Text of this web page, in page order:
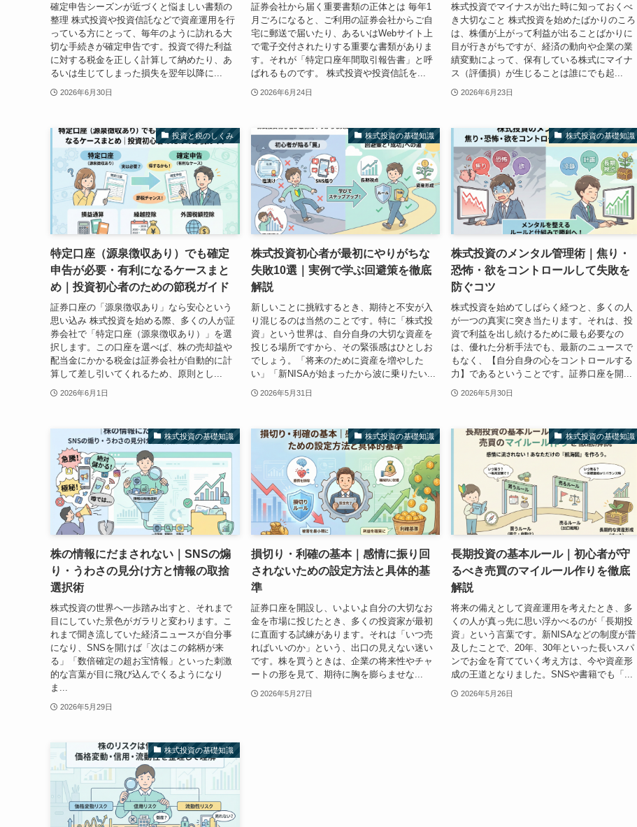
確定申告シーズンが近づくと悩ましい書類の
整理 株式投資や投資信託などで資産運用を行
っている方にとって、毎年のように訪れる大
切な手続きが確定申告です。投資で得た利益
に対する税金を正しく計算して納めたり、あ
るいは生じてしまった損失を翌年以降に...
2026年6月30日
証券会社から届く重要書類の正体とは 毎年1
月ごろになると、ご利用の証券会社からご自
宅に郵送で届いたり、あるいはWebサイト上
で電子交付されたりする重要な書類がありま
す。それが「特定口座年間取引報告書」と呼
ばれるものです。 株式投資や投資信託を...
2026年6月24日
株式投資でマイナスが出た時に知っておくべ
き大切なこと 株式投資を始めたばかりのころ
は、株価が上がって利益が出ることばかりに
目が行きがちですが、経済の動向や企業の業
績変動によって、保有している株式にマイナ
ス（評価損）が生じることは誰にでも起...
2026年6月23日
投資と税のしくみ
特定口座（源泉徴収あり）でも確定
申告が必要・有利になるケースまと
め｜投資初心者のための節税ガイド
証券口座の「源泉徴収あり」なら安心という
思い込み 株式投資を始める際、多くの人が証
券会社で「特定口座（源泉徴収あり）」を選
択します。この口座を選べば、株の売却益や
配当金にかかる税金は証券会社が自動的に計
算して差し引いてくれるため、原則とし...
2026年6月1日
株式投資の基礎知識
株式投資初心者が最初にやりがちな
失敗10選｜実例で学ぶ回避策を徹底
解説
新しいことに挑戦するとき、期待と不安が入
り混じるのは当然のことです。特に「株式投
資」という世界は、自分自身の大切な資産を
投じる場所ですから、その緊張感はひとしお
でしょう。「将来のために資産を増やした
い」「新NISAが始まったから波に乗りたい...
2026年5月31日
株式投資の基礎知識
株式投資のメンタル管理術｜焦り・
恐怖・欲をコントロールして失敗を
防ぐコツ
株式投資を始めてしばらく経つと、多くの人
が一つの真実に突き当たります。それは、投
資で利益を出し続けるために最も必要なの
は、優れた分析手法でも、最新のニュースで
もなく、【自分自身の心をコントロールする
力】であるということです。証券口座を開...
2026年5月30日
株式投資の基礎知識
株の情報にだまされない｜SNSの煽
り・うわさの見分け方と情報の取捨
選択術
株式投資の世界へ一歩踏み出すと、それまで
目にしていた景色がガラリと変わります。こ
れまで聞き流していた経済ニュースが自分事
になり、SNSを開けば「次はこの銘柄が来
る」「数倍確定の超お宝情報」といった刺激
的な言葉が目に飛び込んでくるようになり
ま...
2026年5月29日
株式投資の基礎知識
損切り・利確の基本｜感情に振り回
されないための設定方法と具体的基
準
証券口座を開設し、いよいよ自分の大切なお
金を市場に投じたとき、多くの投資家が最初
に直面する試練があります。それは「いつ売
ればいいのか」という、出口の見えない迷い
です。株を買うときは、企業の将来性やチャ
ートの形を見て、期待に胸を膨らませな...
2026年5月27日
株式投資の基礎知識
長期投資の基本ルール｜初心者が守
るべき売買のマイルール作りを徹底
解説
将来の備えとして資産運用を考えたとき、多
くの人が真っ先に思い浮かべるのが「長期投
資」という言葉です。新NISAなどの制度が普
及したことで、20年、30年といった長いスパ
ンでお金を育てていく考え方は、今や資産形
成の王道となりました。SNSや書籍でも「...
2026年5月26日
株式投資の基礎知識